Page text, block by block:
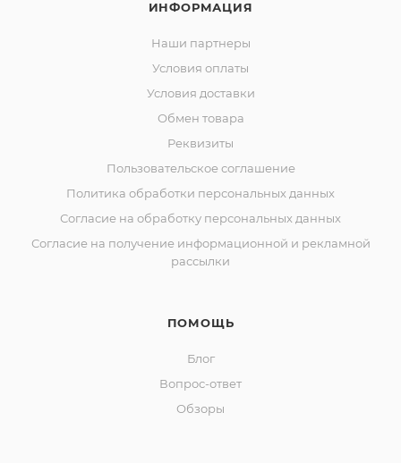
ИНФОРМАЦИЯ
Наши партнеры
Условия оплаты
Условия доставки
Обмен товара
Реквизиты
Пользовательское соглашение
Политика обработки персональных данных
Согласие на обработку персональных данных
Согласие на получение информационной и рекламной
рассылки
ПОМОЩЬ
Блог
Вопрос-ответ
Обзоры